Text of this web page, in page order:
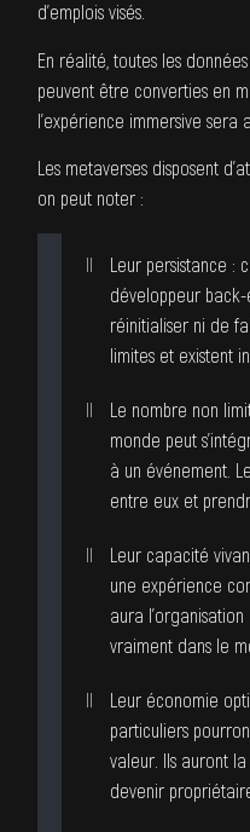
d’emplois visés.
En réalité, toutes les
peuvent être converties en
l’expérience immersive sera
Les metaverses disposent
on peut noter :
Leur persistance :
développeur back-
réinitialiser ni de
limites et existent
Le nombre non
monde peut
à un événement.
entre eux et
Leur capacité
une expérience
aura
vraiment dans le
Leur économie
particuliers
valeur. Ils auront
devenir